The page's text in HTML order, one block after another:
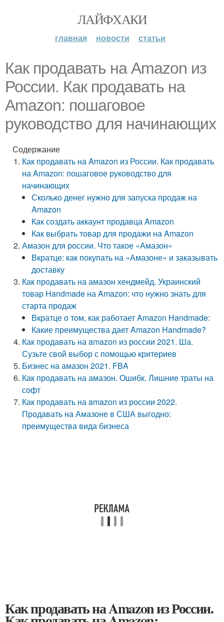
ЛАЙФХАКИ
главная новости статьи
Как продавать на Amazon из
России. Как продавать на
Amazon: пошаговое
руководство для начинающих
Содержание
Как продавать на Amazon из России. Как продавать
на Amazon: пошаговое руководство для
начинающих
Сколько денег нужно для запуска продаж на
Amazon
Как создать аккаунт продавца Amazon
Как выбрать товар для продажи на Amazon
Амазон для россии. Что такое «Амазон»
Вкратце: как покупать на «Амазоне» и заказывать
доставку
Как продавать на амазон хендмейд. Украинский
товар Handmade на Amazon: что нужно знать для
старта продаж
Вкратце о том, как работает Amazon Handmade:
Какие преимущества дает Amazon Handmade?
Как продавать на amazon из россии 2021. Ша.
Сузьте свой выбор с помощью критериев
Бизнес на амазон 2021. FBA
Как продавать на амазон. Ошибк. Лишние траты на
софт
Как продавать на amazon из россии 2022.
Продавать на Амазоне в США выгодно:
преимущества вида бизнеса
Как продавать на Amazon из России.